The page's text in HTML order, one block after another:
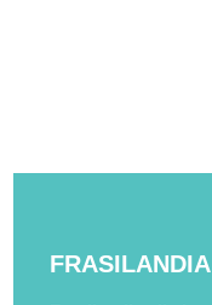
FRASILANDIA